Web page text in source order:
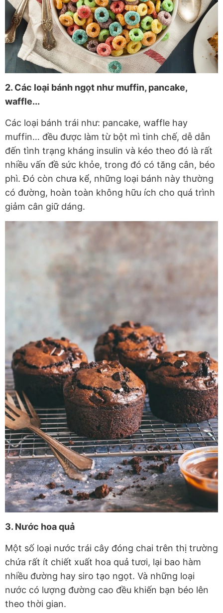
2. Các loại bánh ngọt như muffin, pancake,
waffle...
Các loại bánh trái như: pancake, waffle hay
muffin… đều được làm từ bột mì tinh chế, dễ dẫn
đến tình trạng kháng insulin và kéo theo đó là rất
nhiều vấn đề sức khỏe, trong đó có tăng cân, béo
phì. Đó còn chưa kể, những loại bánh này thường
có đường, hoàn toàn không hữu ích cho quá trình
giảm cân giữ dáng.
3. Nước hoa quả
Một số loại nước trái cây đóng chai trên thị trường
chứa rất ít chiết xuất hoa quả tươi, lại bao hàm
nhiều đường hay siro tạo ngọt. Và những loại
nước có lượng đường cao đều khiến bạn béo lên
theo thời gian.